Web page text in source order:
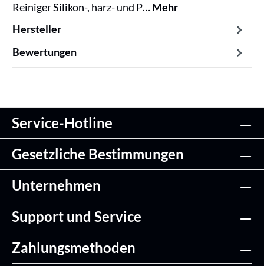
Reiniger Silikon-, harz- und P…Mehr
Hersteller
Bewertungen
Service-Hotline
Gesetzliche Bestimmungen
Unternehmen
Support und Service
Zahlungsmethoden